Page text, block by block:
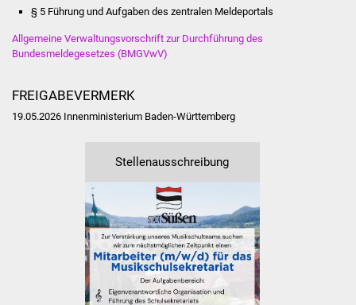
Hitzewarnung / UV-
ÖPNV
Bürgerbus (MOBS)
§ 5 Führung und Aufgaben des zentralen Meldeportals
Allgemeine Verwaltungsvorschrift zur Durchführung des
Bundesmeldegesetzes (BMGVwV)
FREIGABEVERMERK
19.05.2026 Innenministerium Baden-Württemberg
Stellenausschreibung